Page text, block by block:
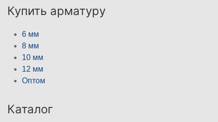
Купить арматуру
6 мм
8 мм
10 мм
12 мм
Оптом
Каталог